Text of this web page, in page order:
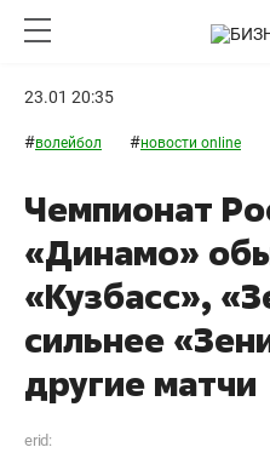
23.01 20:35
#волейбол #новости online
Чемпионат
«Динамо»
«Кузбасс»,
сильнее
другие матчи
erid: